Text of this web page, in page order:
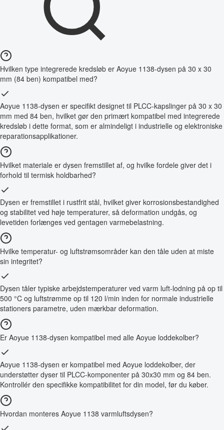
Hvilken type integrerede kredsløb er Aoyue 1138-dysen på 30 x 30
mm (84 ben) kompatibel med?
Aoyue 1138-dysen er specifikt designet til PLCC-kapslinger på 30 x 30
mm med 84 ben, hvilket gør den primært kompatibel med integrerede
kredsløb i dette format, som er almindeligt i industrielle og elektroniske
reparationsapplikationer.
Hvilket materiale er dysen fremstillet af, og hvilke fordele giver det i
forhold til termisk holdbarhed?
Dysen er fremstillet i rustfrit stål, hvilket giver korrosionsbestandighed
og stabilitet ved høje temperaturer, så deformation undgås, og
levetiden forlænges ved gentagen varmebelastning.
Hvilke temperatur- og luftstrømsområder kan den tåle uden at miste
sin integritet?
Dysen tåler typiske arbejdstemperaturer ved varm luft-lodning på op til
500 °C og luftstrømme op til 120 l/min inden for normale industrielle
stationers parametre, uden mærkbar deformation.
Er Aoyue 1138-dysen kompatibel med alle Aoyue loddekolber?
Aoyue 1138-dysen er kompatibel med Aoyue loddekolber, der
understøtter dyser til PLCC-komponenter på 30x30 mm og 84 ben.
Kontrollér den specifikke kompatibilitet for din model, før du køber.
Hvordan monteres Aoyue 1138 varmluftsdysen?